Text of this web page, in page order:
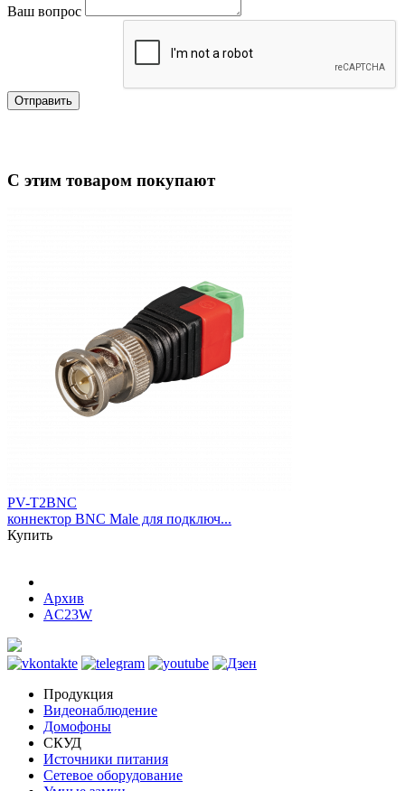
Ваш вопрос
Отправить
С этим товаром покупают
PV-T2BNC
коннектор BNC Male для подключ...
Купить
Архив
AC23W
Продукция
Видеонаблюдение
Домофоны
СКУД
Источники питания
Сетевое оборудование